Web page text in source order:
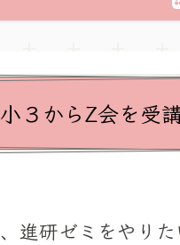
３からZ会を受
進研ゼミをやりた